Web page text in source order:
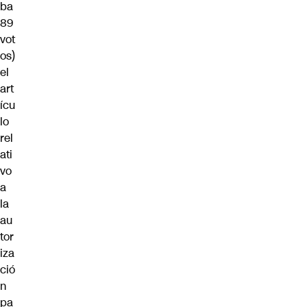
ba
89
vot
os)
el
art
ícu
lo
rel
ati
vo
a
la
au
tor
iza
ció
n
pa